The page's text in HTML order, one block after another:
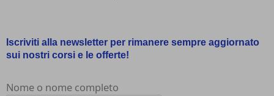
Iscriviti alla newsletter per rimanere sempre aggiornato
sui nostri corsi e le offerte!
Nome o nome completo